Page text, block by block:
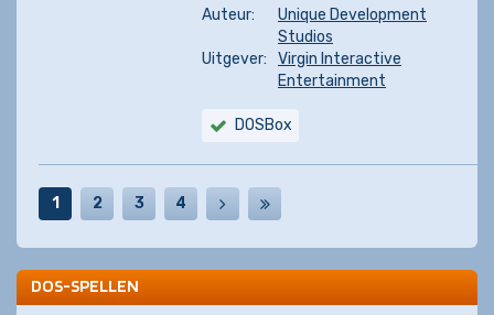
Auteur:
Unique Development
Studios
Uitgever:
Virgin Interactive
Entertainment
DOSBox
1 2 3 4
DOS-SPELLEN